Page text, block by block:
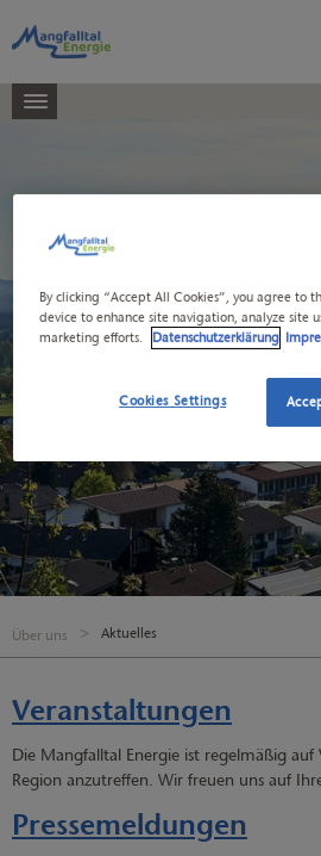
Über uns Aktuelles
Veranstaltungen
Die Mangfalltal Energie ist regelmäßig auf
Region anzutreffen. Wir freuen uns auf
Pressemeldungen
By clicking “Accept All Cookies”, you agree to
device to enhance site navigation, analyze site
marketing efforts.
Datenschutzerklärung
Cookies Settings